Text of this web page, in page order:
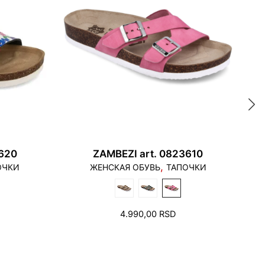
края подошвы, и пятка не должна
ZAMBEZI art. 0823610
ЖЕНСКАЯ ОБУВЬ, ТАПОЧКИ
4.990,00 RSD